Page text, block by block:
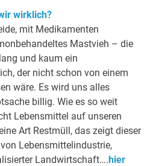
wirklich?
mit Medikamenten
Mastvieh – die
und kaum ein
der nicht schon von einem
wäre. Es wird uns alles
billig. Wie es so weit
Lebensmittel auf unseren
Art Restmüll, das zeigt dieser
Lebensmittelindustrie,
Landwirtschaft….hier